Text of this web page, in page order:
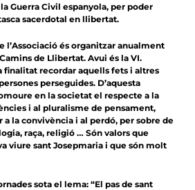
la Guerra Civil espanyola, per poder
sacerdotal en llibertat.
l’Associació és organitzar anualment
de Llibertat. Avui és la VI.
finalitat recordar aquells fets i altres
perseguides. D’aquesta
en la societat el respecte a la
i al pluralisme de pensament,
a la convivència i al perdó, per sobre de
raça, religió … Són valors que
viure sant Josepmaria i que són molt
sota el lema: “El pas de sant